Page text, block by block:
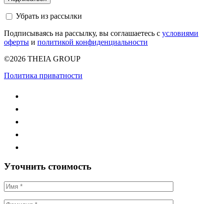
Убрать из рассылки
Подписываясь на рассылку, вы соглашаетесь с условиями
оферты и политикой конфиденциальности
©2026 THEIA GROUP
Политика приватности
Уточнить стоимость